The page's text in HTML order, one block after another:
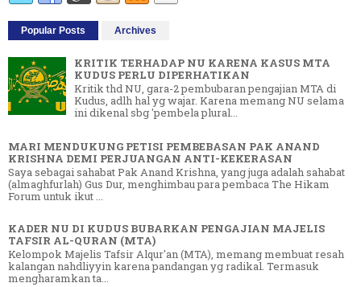
Popular Posts Archives
KRITIK TERHADAP NU KARENA KASUS MTA
KUDUS PERLU DIPERHATIKAN
Kritik thd NU, gara-2 pembubaran pengajian MTA di
Kudus, adlh hal yg wajar. Karena memang NU selama
ini dikenal sbg 'pembela plural...
MARI MENDUKUNG PETISI PEMBEBASAN PAK ANAND
KRISHNA DEMI PERJUANGAN ANTI-KEKERASAN
Saya sebagai sahabat Pak Anand Krishna, yang juga adalah sahabat
(almaghfurlah) Gus Dur, menghimbau para pembaca The Hikam
Forum untuk ikut ...
KADER NU DI KUDUS BUBARKAN PENGAJIAN MAJELIS
TAFSIR AL-QURAN (MTA)
Kelompok Majelis Tafsir Alqur'an (MTA), memang membuat resah
kalangan nahdliyyin karena pandangan yg radikal. Termasuk
mengharamkan ta...